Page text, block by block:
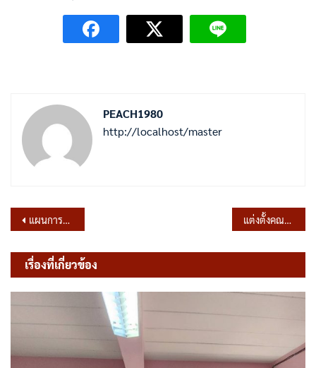
PEACH1980
http://localhost/master
แนะแนว
เรื่อง
แผนการจัดซื้อจัดจ้าง ประจำปีงบประมาณ พ.ศ.2567 แต่งตั้งคณะทำงานเพื่อยกระดับการประเมินคุณธรรมและความโปร่งใสในการทำงาน ประจำปีงบประมาณ 2567
เรื่องที่เกี่ยวข้อง